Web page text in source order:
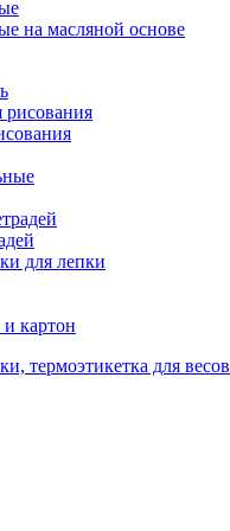
на масляной основе
рисования
для лепки
картон
термоэтикетка для весов